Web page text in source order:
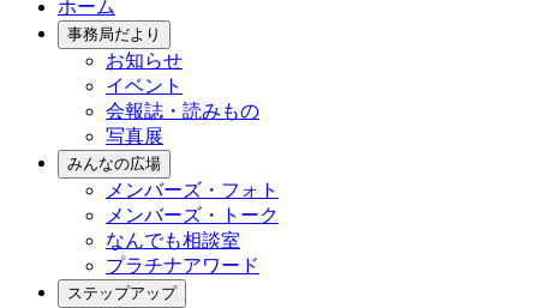
ホーム
事務局だより
お知らせ
イベント
会報誌・読みもの
写真展
みんなの広場
メンバーズ・フォト
メンバーズ・トーク
なんでも相談室
プラチナアワード
ステップアップ